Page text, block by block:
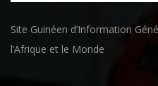
Site Guinéen d’Information
l’Afrique et le Monde